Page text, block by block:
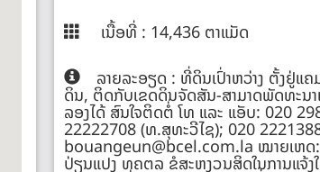
ເນື້ອທີ່ : 14,436 ຕາແມັດ
ລາຍລະອຽດ : ທີ່ດິນເປົ່າຫວ່າງ ຕັ້ງຢູ່ແ
ດິນ, ຕິດກັບເຂດດິນຈັດສັນ-ສາມາດພັດທະນາ
ລອງໄດ້ ສົນໃຈຕິດຕໍ່ ໂທ ແລະ ແອັບ: 020
22222708 (ທ.ສຸທະວີໄຊ); 020
bouangeun@bcel.com.la ໝາຍເຫດ:
ປ່ຽນແປງ ທຄຕລ ຂໍສະຫງວນສິດໃນການແຈ້